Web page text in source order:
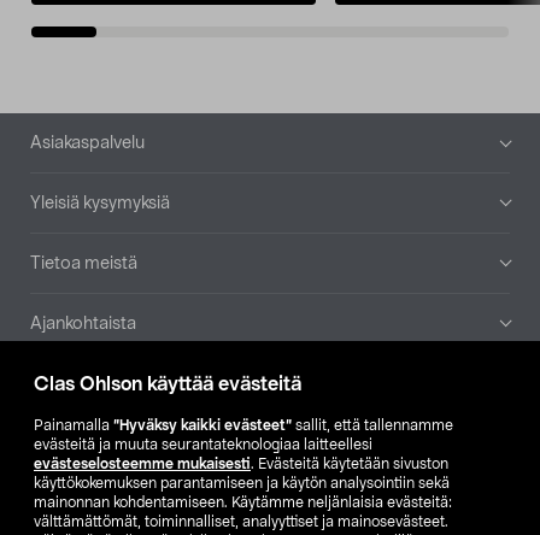
Clas Ohlson käyttää evästeitä
Painamalla ”Hyväksy kaikki evästeet” sallit, että tallennamme
evästeitä ja muuta seurantateknologiaa laitteellesi
evästeselosteemme mukaisesti. Evästeitä käytetään sivuston
käyttökokemuksen parantamiseen ja käytön analysointiin sekä
mainonnan kohdentamiseen. Käytämme neljänlaisia evästeitä:
välttämättömät, toiminnalliset, analyyttiset ja mainosevästeet.
Alatunniste
Asiakaspalvelu
Yleisiä kysymyksiä
Tietoa meistä
Ajankohtaista
Muut yrityksemme
Etsi myymälä
SE NO FI